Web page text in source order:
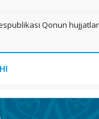
Qonun